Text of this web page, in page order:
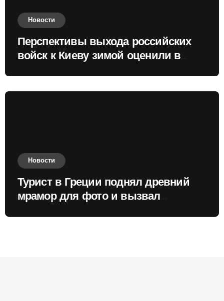
Новости
Перспективы выхода российских
войск к Киеву зимой оценили в
Новости
Турист в Греции поднял древний
мрамор для фото и вызвал